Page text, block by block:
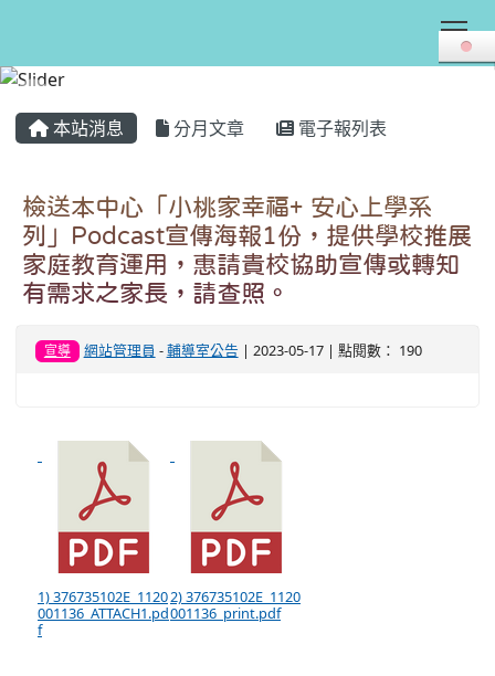
本站消息 分月文章 電子報列表
檢送本中心「小桃家幸福+ 安心上學系
列」Podcast宣傳海報1份，提供學校推展
家庭教育運用，惠請貴校協助宣傳或轉知
有需求之家長，請查照。
宣導 網站管理員 -輔導室公告 | 2023-05-17 | 點閱數： 190
1) 376735102E_1120
001136_ATTACH1.pd
f
2) 376735102E_1120
001136_print.pdf